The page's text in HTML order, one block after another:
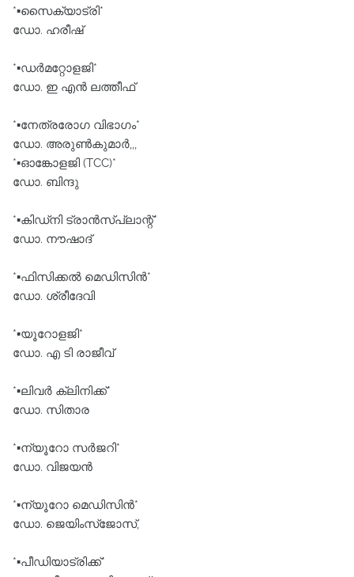
*▪️സൈക്യാട്രി*
ഡോ. ഹരീഷ്
*▪️ഡർമറ്റോളജി*
ഡോ. ഇ എൻ ലത്തീഫ്
*▪️നേത്രരോഗ വിഭാഗം*
ഡോ. അരുൺകുമാർ,,,
*▪️ഓങ്കോളജി (TCC)*
ഡോ. ബിന്ദു
*▪️കിഡ്നി ട്രാൻസ്പ്ലാന്റ്*
ഡോ. നൗഷാദ്
*▪️ഫിസിക്കൽ മെഡിസിൻ*
ഡോ. ശ്രീദേവി
*▪️യൂറോളജി*
ഡോ. എ ടി രാജീവ്
*▪️ലിവർ ക്ലിനിക്ക്*
ഡോ. സിതാര
*▪️ന്യൂറോ സർജറി*
ഡോ. വിജയൻ
*▪️ന്യൂറോ മെഡിസിൻ*
ഡോ. ജെയിംസ്ജോസ്,
*▪️പീഡിയാട്രിക്ക്*